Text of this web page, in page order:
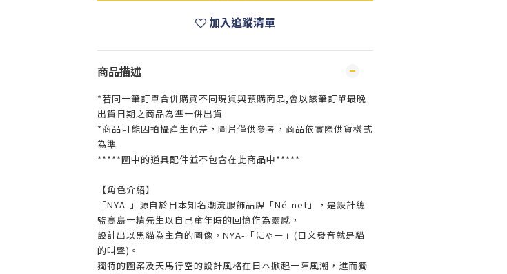
加入追蹤清單
商品描述
*若同一筆訂單合併購買不同現貨與預購商品,會以該筆訂單最晚
出貨日期之商品為準一併出貨
*商品可能因拍攝產生色差，圖片僅供參考，商品依實際供貨樣式
為準
*****圖中的道具配件並不包含在此商品中*****
【角色介紹】
「NYA-」源自於日本知名潮流服飾品牌「Né-net」，是設計總
監高島一精先生以自己童年時的回憶作為靈感，
設計出以黑貓為主角的圖像，NYA-「にゃー」(日文發音就是貓
的叫聲)。
獨特的圖案及天馬行空的設計風格在日本掀起一陣風潮，進而獨